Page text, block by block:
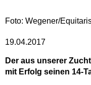
Foto: Wegener/
19.04.2017
Der aus unserer
mit Erfolg seinen 14-